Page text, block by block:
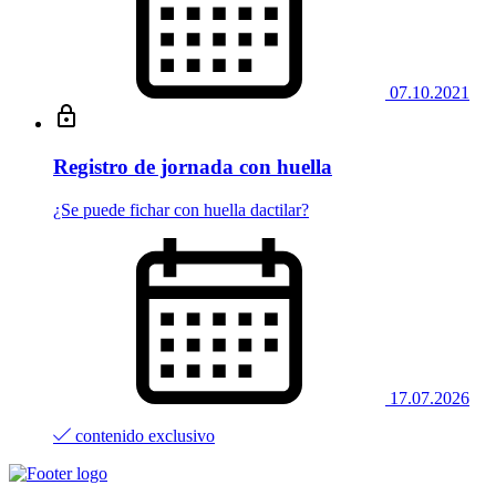
07.10.2021
Registro de jornada con huella
¿Se puede fichar con huella dactilar?
17.07.2026
contenido exclusivo